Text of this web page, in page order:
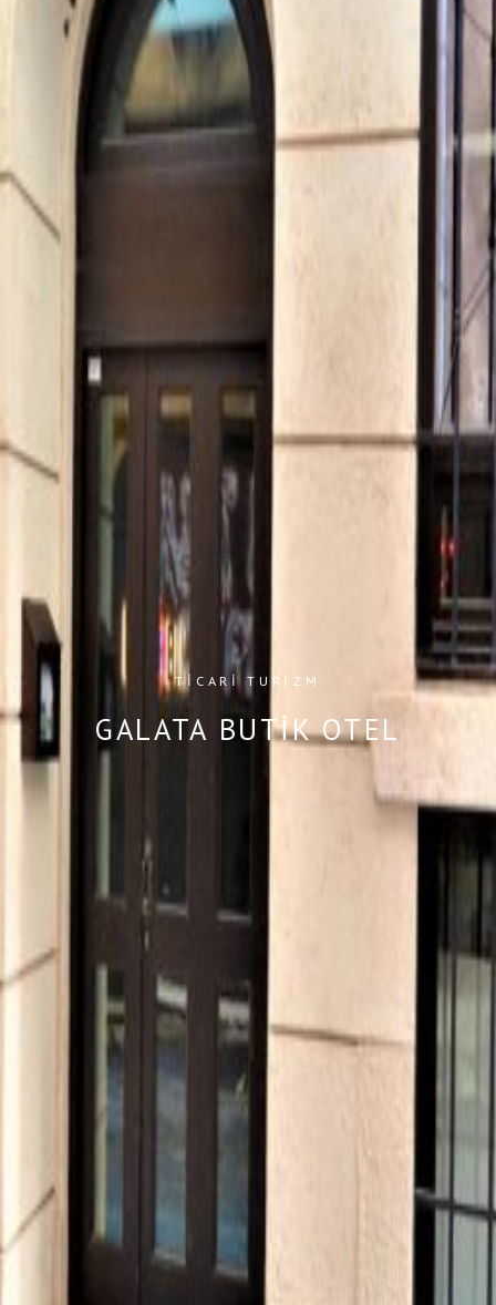
TICARI TURIZM
GALATA BUTIK OTEL